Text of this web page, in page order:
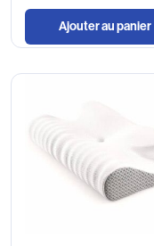
Ajouter au panier